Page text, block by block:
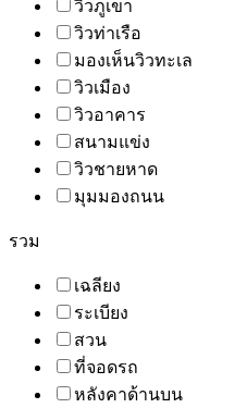
วิวภูเขา
วิวท่าเรือ
มองเห็นวิวทะเล
วิวเมือง
วิวอาคาร
สนามแข่ง
วิวชายหาด
มุมมองถนน
รวม
เฉลียง
ระเบียง
สวน
ที่จอดรถ
หลังคาด้านบน